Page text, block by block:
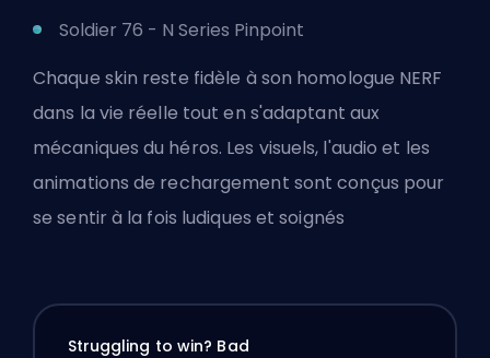
Soldier 76 - N Series Pinpoint
Chaque skin reste fidèle à son homologue NERF
dans la vie réelle tout en s'adaptant aux
mécaniques du héros. Les visuels, l'audio et les
animations de rechargement sont conçus pour
se sentir à la fois ludiques et soignés
Struggling to win? Bad